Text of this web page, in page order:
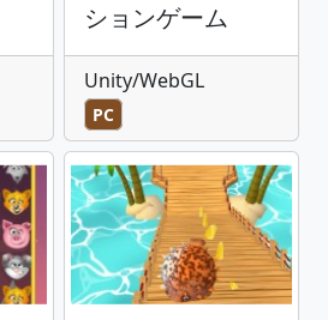
ションゲーム
Unity/WebGL
PC